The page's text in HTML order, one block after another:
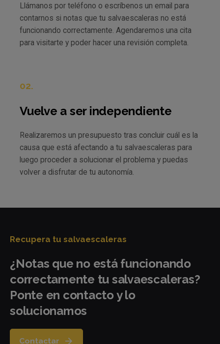
Llámanos por teléfono o escríbenos un email para
contarnos si notas que tu salvaescaleras no está
funcionando correctamente. Agendaremos una cita
para visitarte y poder hacer una revisión completa.
02.
Vuelve a ser independiente
Realizaremos un presupuesto tras concluir cuál es la
causa que está afectando a tu salvaescaleras para
luego proceder a solucionar el problema y puedas
volver a disfrutar de tu autonomía.
Recupera tu salvaescaleras
¿Notas que no está funcionando
correctamente tu salvaescaleras?
Ponte en contacto y lo
solucionamos
Contactar